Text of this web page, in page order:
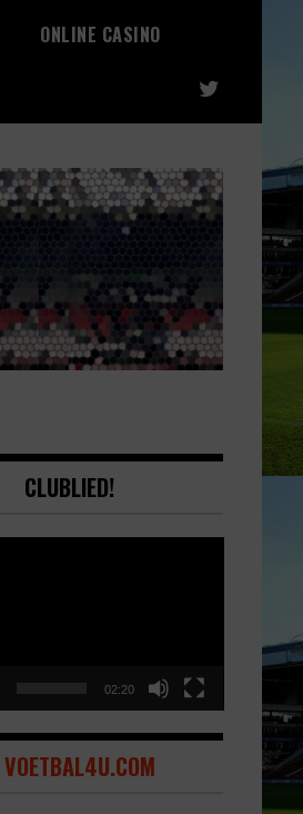
ONLINE CASINO
CLUBLIED!
02:20
VOETBAL4U.COM